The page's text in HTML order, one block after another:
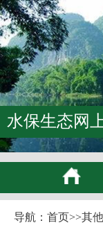
水保生态网
导航： 首页>>其